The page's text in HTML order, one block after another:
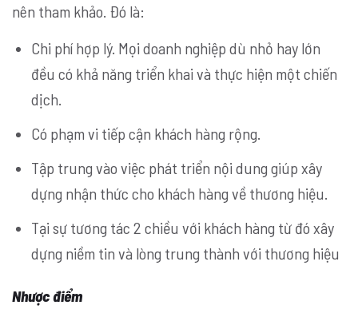
nên tham khảo. Đó là:
Chi phí hợp lý. Mọi doanh nghiệp dù nhỏ hay lớn
đều có khả năng triển khai và thực hiện một chiến
dịch.
Có phạm vi tiếp cận khách hàng rộng.
Tập trung vào việc phát triển nội dung giúp xây
dựng nhận thức cho khách hàng về thương hiệu.
Tại sự tương tác 2 chiều với khách hàng từ đó xây
dựng niềm tin và lòng trung thành với thương hiệu
Nhược điểm